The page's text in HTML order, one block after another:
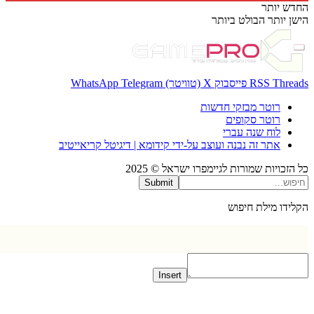
יותר
יותר הבולט ביותר
RSS פייסבוק X (טוויטר) WhatsApp Telegram
רוטר מבזקי חדשות
רוטר סקופים
לוח שנה עברי
אתר זה נבנה ועוצב על-ידי קידומא | דיגיטל קריאייטיב
שמורות לגיימפרו ישראל © 2025
Submit
מילת חיפוש
Insert